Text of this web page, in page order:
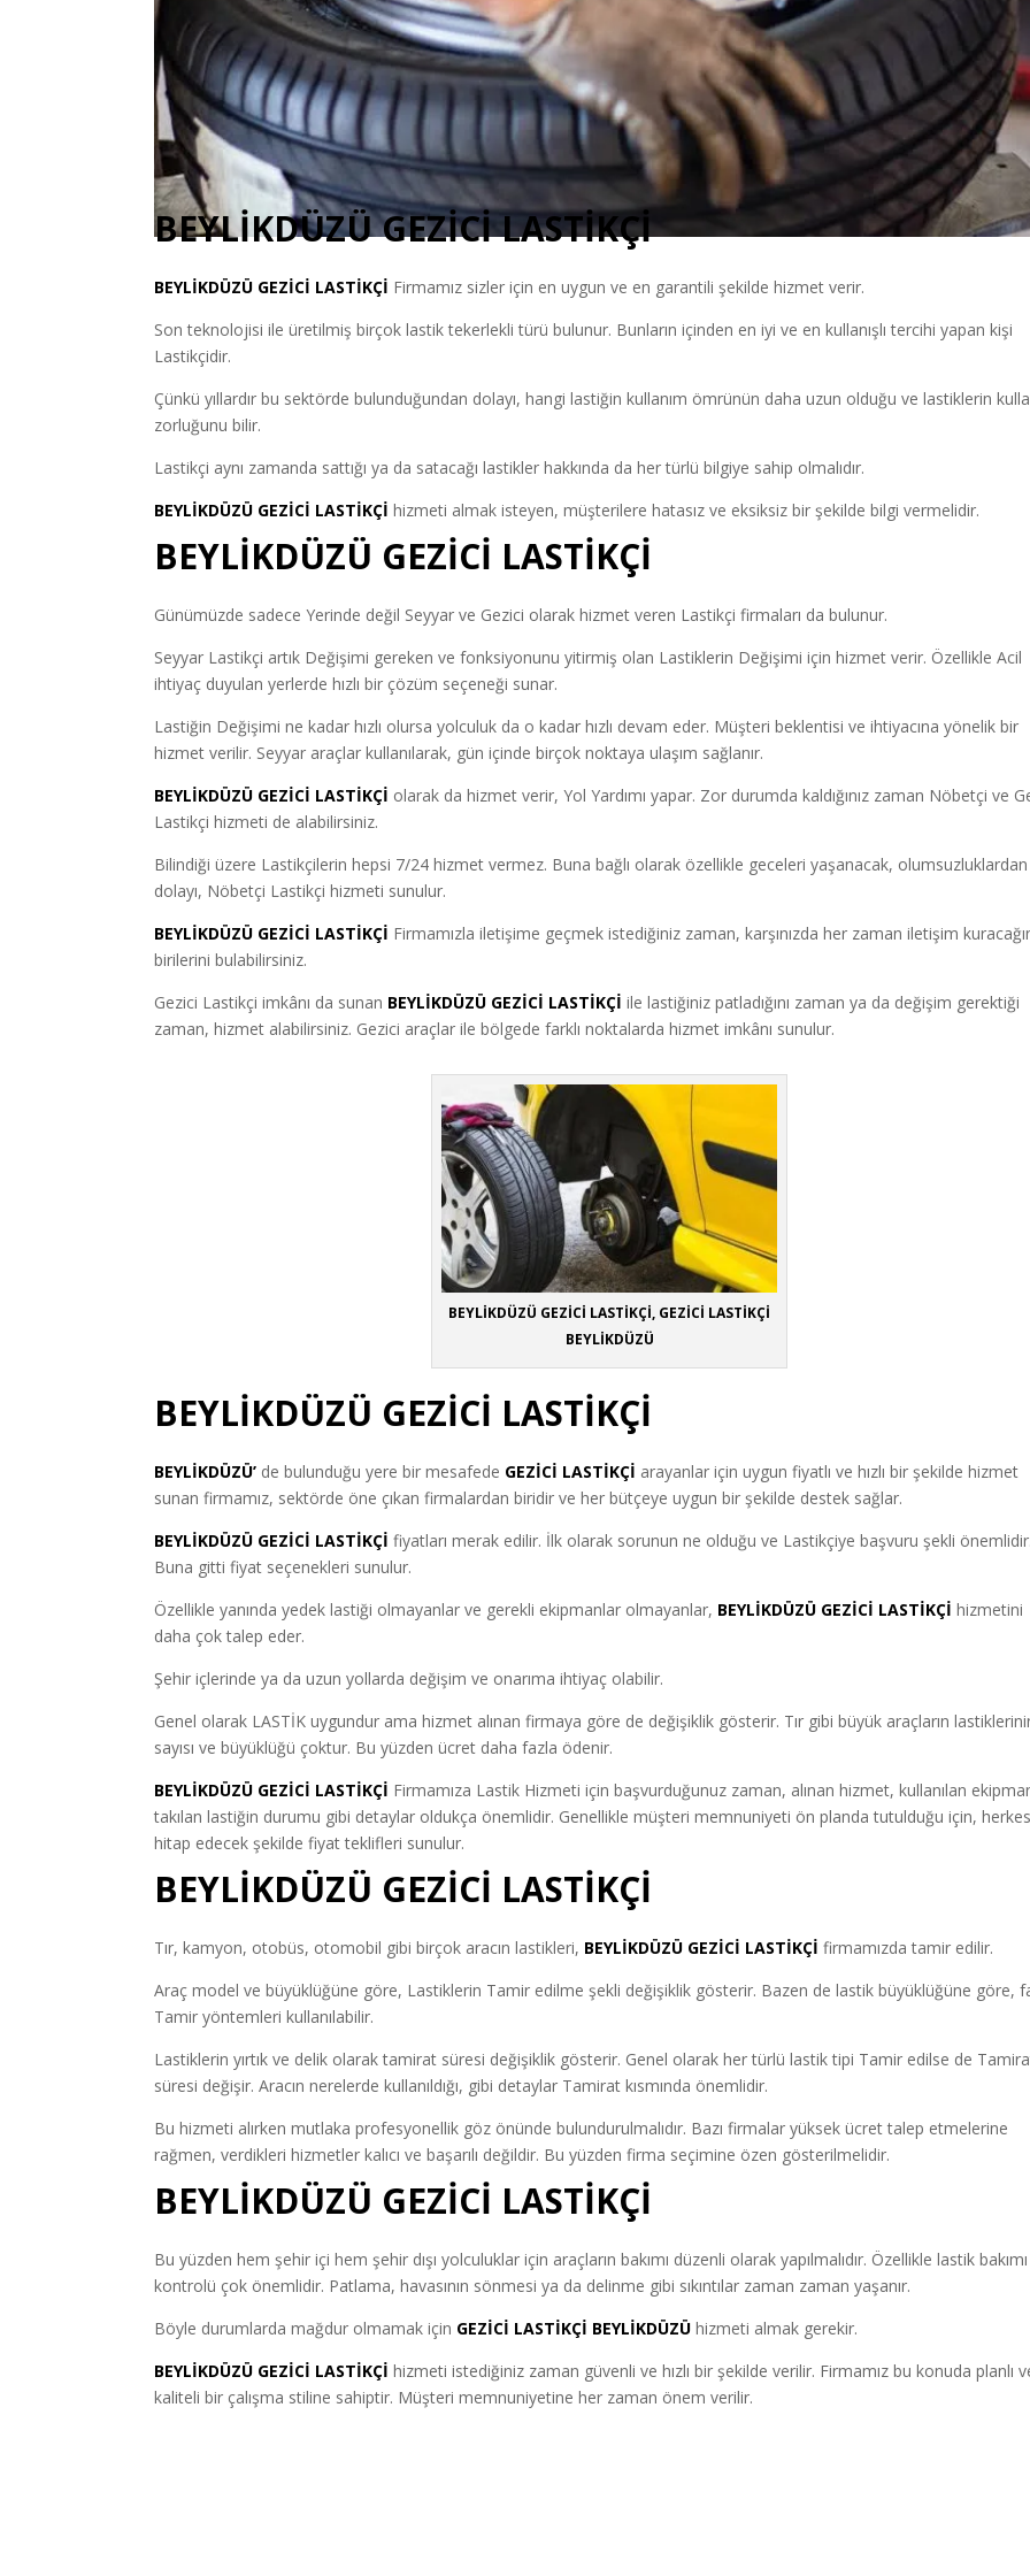
BEYLİKDÜZÜ GEZİCİ LASTİKÇİ
BEYLİKDÜZÜ GEZİCİ LASTİKÇİ Firmamız sizler için en uygun ve en garantili şekilde hizmet verir.
Son teknolojisi ile üretilmiş birçok lastik tekerlekli türü bulunur. Bunların içinden en iyi ve en kullanışlı tercihi yapan kişi
Lastikçidir.
Çünkü yıllardır bu sektörde bulunduğundan dolayı, hangi lastiğin kullanım ömrünün daha uzun olduğu ve lastiklerin
zorluğunu bilir.
Lastikçi aynı zamanda sattığı ya da satacağı lastikler hakkında da her türlü bilgiye sahip olmalıdır.
BEYLİKDÜZÜ GEZİCİ LASTİKÇİ hizmeti almak isteyen, müşterilere hatasız ve eksiksiz bir şekilde bilgi vermelidir.
BEYLİKDÜZÜ GEZİCİ LASTİKÇİ
Günümüzde sadece Yerinde değil Seyyar ve Gezici olarak hizmet veren Lastikçi firmaları da bulunur.
Seyyar Lastikçi artık Değişimi gereken ve fonksiyonunu yitirmiş olan Lastiklerin Değişimi için hizmet verir. Özellikle Acil
ihtiyaç duyulan yerlerde hızlı bir çözüm seçeneği sunar.
Lastiğin Değişimi ne kadar hızlı olursa yolculuk da o kadar hızlı devam eder. Müşteri beklentisi ve ihtiyacına yönelik bir
hizmet verilir. Seyyar araçlar kullanılarak, gün içinde birçok noktaya ulaşım sağlanır.
BEYLİKDÜZÜ GEZİCİ LASTİKÇİ olarak da hizmet verir, Yol Yardımı yapar. Zor durumda kaldığınız zaman Nöbetçi ve
Lastikçi hizmeti de alabilirsiniz.
Bilindiği üzere Lastikçilerin hepsi 7/24 hizmet vermez. Buna bağlı olarak özellikle geceleri yaşanacak, olumsuzluklardan
dolayı, Nöbetçi Lastikçi hizmeti sunulur.
BEYLİKDÜZÜ GEZİCİ LASTİKÇİ Firmamızla iletişime geçmek istediğiniz zaman, karşınızda her zaman iletişim
birilerini bulabilirsiniz.
Gezici Lastikçi imkânı da sunan BEYLİKDÜZÜ GEZİCİ LASTİKÇİ ile lastiğiniz patladığını zaman ya da değişim gerektiği
zaman, hizmet alabilirsiniz. Gezici araçlar ile bölgede farklı noktalarda hizmet imkânı sunulur.
BEYLİKDÜZÜ GEZİCİ LASTİKÇİ, GEZİCİ LASTİKÇİ
BEYLİKDÜZÜ
BEYLİKDÜZÜ GEZİCİ LASTİKÇİ
BEYLİKDÜZÜ’ de bulunduğu yere bir mesafede GEZİCİ LASTİKÇİ arayanlar için uygun fiyatlı ve hızlı bir şekilde hizmet
sunan firmamız, sektörde öne çıkan firmalardan biridir ve her bütçeye uygun bir şekilde destek sağlar.
BEYLİKDÜZÜ GEZİCİ LASTİKÇİ fiyatları merak edilir. İlk olarak sorunun ne olduğu ve Lastikçiye başvuru şekli
Buna gitti fiyat seçenekleri sunulur.
Özellikle yanında yedek lastiği olmayanlar ve gerekli ekipmanlar olmayanlar, BEYLİKDÜZÜ GEZİCİ LASTİKÇİ hizmetini
daha çok talep eder.
Şehir içlerinde ya da uzun yollarda değişim ve onarıma ihtiyaç olabilir.
Genel olarak LASTİK uygundur ama hizmet alınan firmaya göre de değişiklik gösterir. Tır gibi büyük araçların
sayısı ve büyüklüğü çoktur. Bu yüzden ücret daha fazla ödenir.
BEYLİKDÜZÜ GEZİCİ LASTİKÇİ Firmamıza Lastik Hizmeti için başvurduğunuz zaman, alınan hizmet, kullanılan
takılan lastiğin durumu gibi detaylar oldukça önemlidir. Genellikle müşteri memnuniyeti ön planda tutulduğu için,
hitap edecek şekilde fiyat teklifleri sunulur.
BEYLİKDÜZÜ GEZİCİ LASTİKÇİ
Tır, kamyon, otobüs, otomobil gibi birçok aracın lastikleri, BEYLİKDÜZÜ GEZİCİ LASTİKÇİ firmamızda tamir edilir.
Araç model ve büyüklüğüne göre, Lastiklerin Tamir edilme şekli değişiklik gösterir. Bazen de lastik büyüklüğüne göre,
Tamir yöntemleri kullanılabilir.
Lastiklerin yırtık ve delik olarak tamirat süresi değişiklik gösterir. Genel olarak her türlü lastik tipi Tamir edilse de
süresi değişir. Aracın nerelerde kullanıldığı, gibi detaylar Tamirat kısmında önemlidir.
Bu hizmeti alırken mutlaka profesyonellik göz önünde bulundurulmalıdır. Bazı firmalar yüksek ücret talep etmelerine
rağmen, verdikleri hizmetler kalıcı ve başarılı değildir. Bu yüzden firma seçimine özen gösterilmelidir.
BEYLİKDÜZÜ GEZİCİ LASTİKÇİ
Bu yüzden hem şehir içi hem şehir dışı yolculuklar için araçların bakımı düzenli olarak yapılmalıdır. Özellikle lastik
kontrolü çok önemlidir. Patlama, havasının sönmesi ya da delinme gibi sıkıntılar zaman zaman yaşanır.
Böyle durumlarda mağdur olmamak için GEZİCİ LASTİKÇİ BEYLİKDÜZÜ hizmeti almak gerekir.
BEYLİKDÜZÜ GEZİCİ LASTİKÇİ hizmeti istediğiniz zaman güvenli ve hızlı bir şekilde verilir. Firmamız bu konuda planlı
kaliteli bir çalışma stiline sahiptir. Müşteri memnuniyetine her zaman önem verilir.